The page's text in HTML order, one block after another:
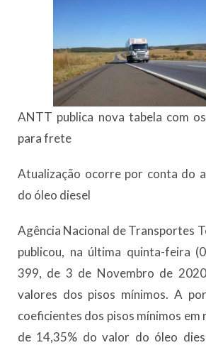
ANTT publica nova tabela com
para frete
Atualização ocorre por conta do
do óleo diesel
Agência Nacional de Transportes
publicou, na última quinta-feira
399, de 3 de Novembro de
valores dos pisos mínimos. A
coeficientes dos pisos mínimos em
de 14,35% do valor do óleo